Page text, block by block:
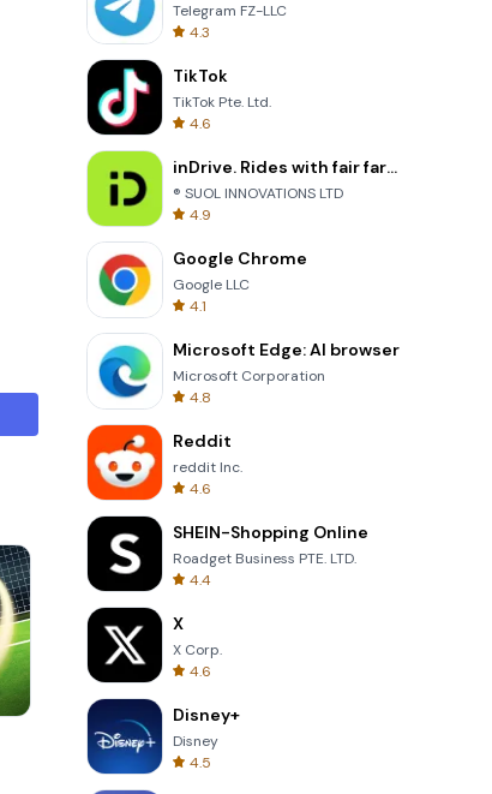
One Stroke
Telegram FZ-LLC
4.3
TikTok
TikTok Pte. Ltd.
4.6
inDrive. Rides with fair fares
® SUOL INNOVATIONS LTD
4.9
Google Chrome
Google LLC
4.1
Microsoft Edge: AI browser
Microsoft Corporation
4.8
Reddit
reddit Inc.
4.6
SHEIN-Shopping Online
Roadget Business PTE. LTD.
4.4
X
X Corp.
4.6
Disney+
Disney
4.5